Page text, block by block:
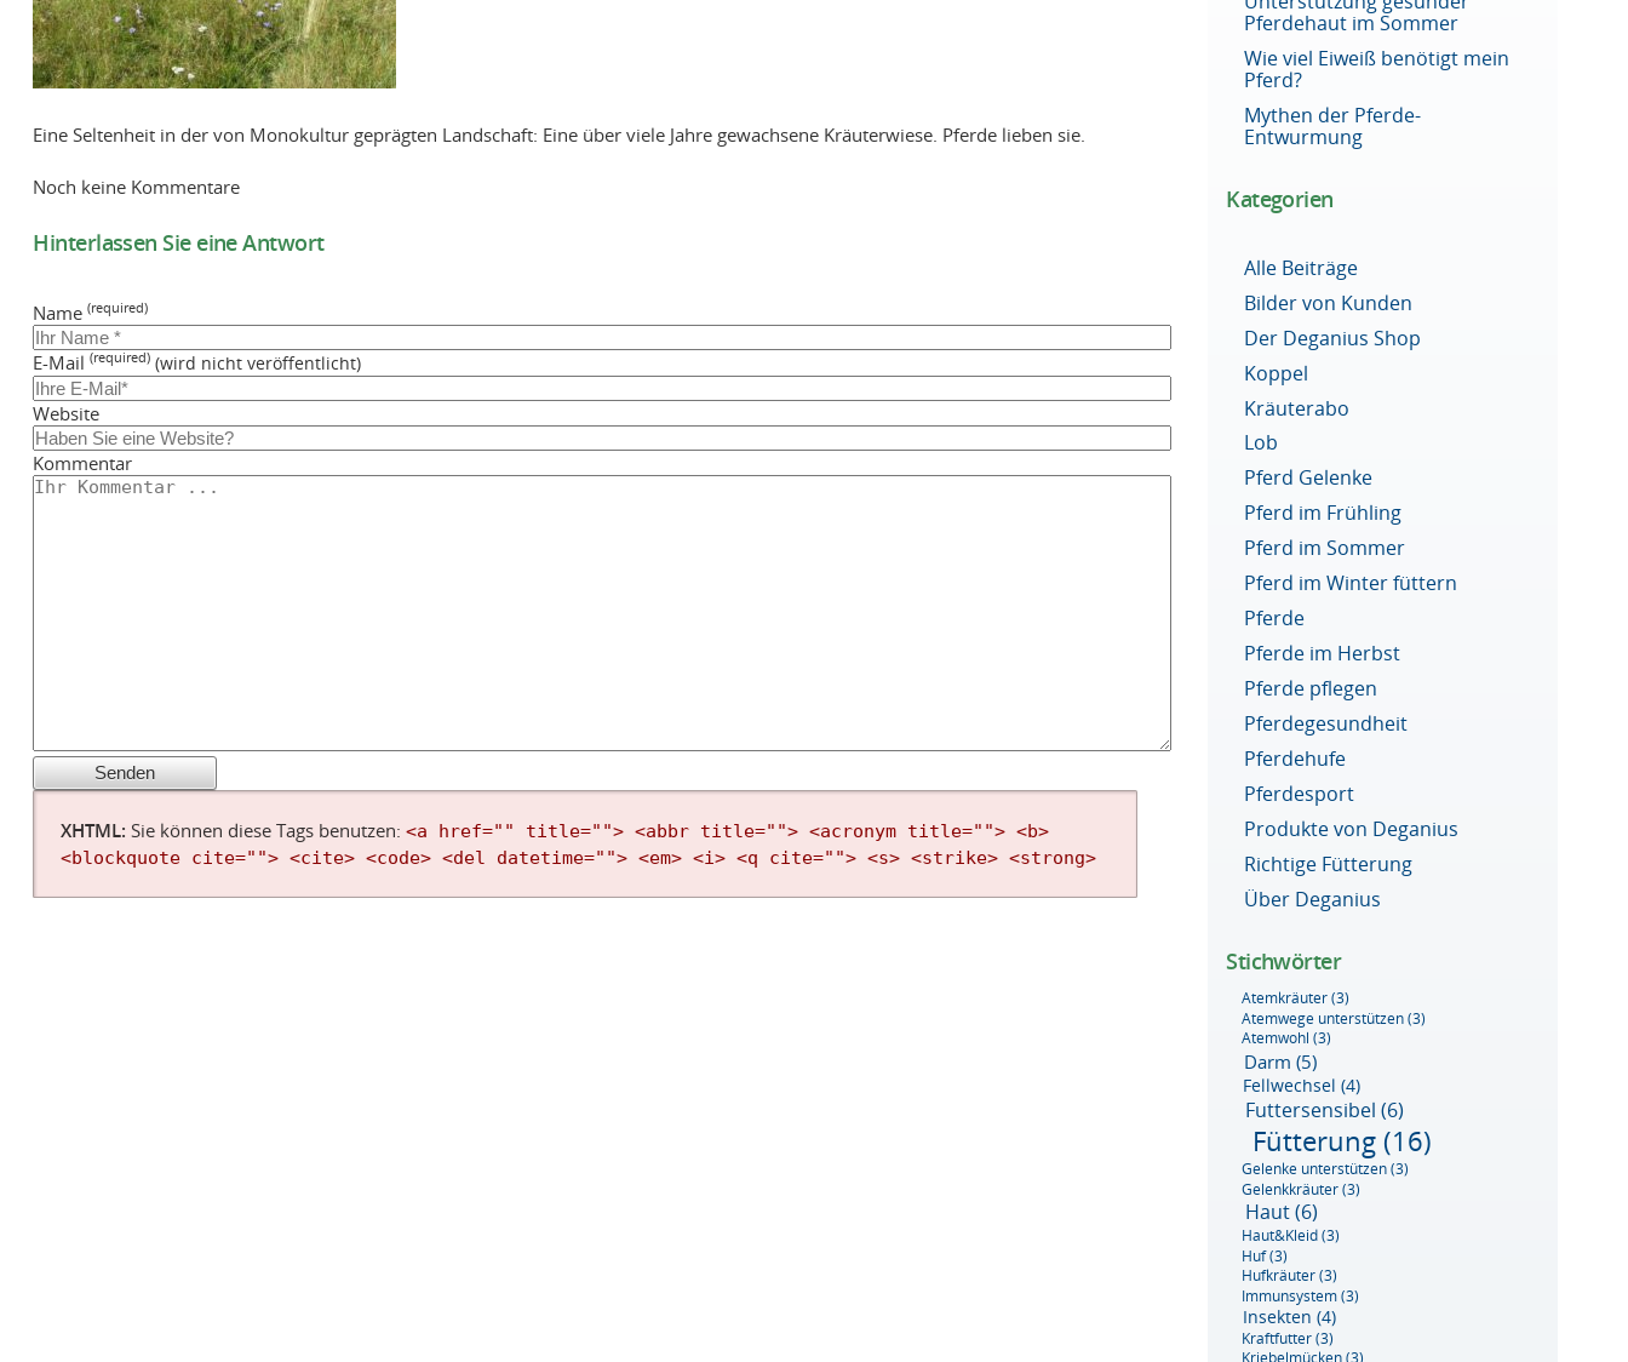
Eine Seltenheit in der von Monokultur geprägten Landschaft: Eine über viele Jahre gewachsene Kräuterwiese. Pferde lieben sie.
Noch keine Kommentare
Hinterlassen Sie eine Antwort
Name(required)
E-Mail(required) (wird nicht veröffentlicht)
Website
Kommentar
XHTML: Sie können diese Tags benutzen:<a href="" title=""> <abbr title=""> <acronym title=""> <b>
<blockquote cite=""> <cite> <code> <del datetime=""> <em> <i> <q cite=""> <s> <strike> <strong>
Pferdehaut im Sommer
Wie viel Eiweiß benötigt mein
Pferd?
Mythen der Pferde-
Entwurmung
Kategorien
Alle Beiträge
Bilder von Kunden
Der Deganius Shop
Koppel
Kräuterabo
Lob
Pferd Gelenke
Pferd im Frühling
Pferd im Sommer
Pferd im Winter füttern
Pferde
Pferde im Herbst
Pferde pflegen
Pferdegesundheit
Pferdehufe
Pferdesport
Produkte von Deganius
Richtige Fütterung
Über Deganius
Stichwörter
Atemkräuter(3)
Atemwege unterstützen(3)
Atemwohl (3)
Darm (5)
Fellwechsel (4)
Futtersensibel (6)
Fütterung(16)
Gelenke unterstützen(3)
Gelenkkräuter(3)
Haut(6)
Haut&Kleid(3)
Huf(3)
Hufkräuter(3)
Immunsystem(3)
Insekten (4)
Kraftfutter(3)